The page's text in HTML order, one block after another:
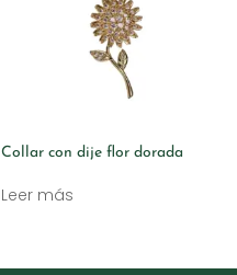
Collar con dije flor dorada
Leer más